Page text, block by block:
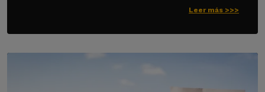
Leer más >>>